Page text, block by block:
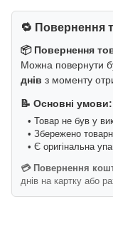
🔁 Повернення
📦 Повернення
Можна повернути
днів з моменту
📝 Основні умови:
• Товар не був у
• Збережено
• Є оригінальна
💳 Повернення
днів на картку або